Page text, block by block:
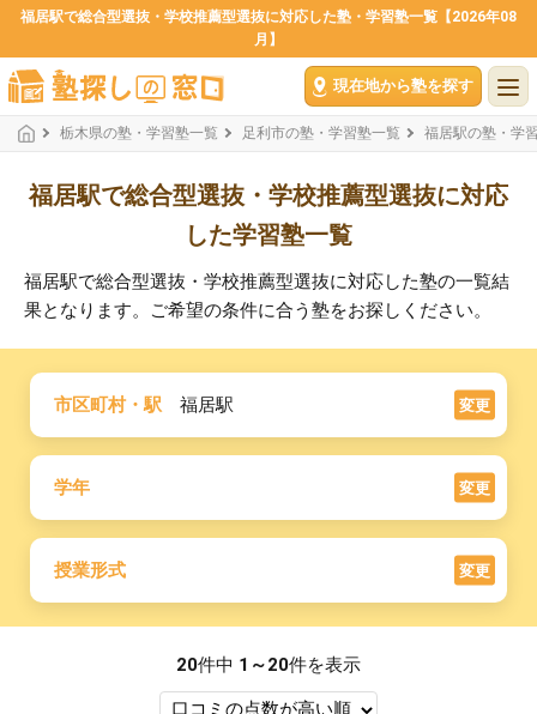
福居駅で総合型選抜・学校推薦型選抜に対応した塾・学習塾一覧【2026年08
月】
現在地から塾を探す
栃木県の塾・学習塾一覧 足利市の塾・学習塾一覧 福居駅の塾・学
福居駅で総合型選抜・学校推薦型選抜に対応
した学習塾一覧
福居駅で総合型選抜・学校推薦型選抜に対応した塾の一覧結
果となります。ご希望の条件に合う塾をお探しください。
市区町村・駅 福居駅 変更
学年 変更
授業形式 変更
20件中 1～20件を表示